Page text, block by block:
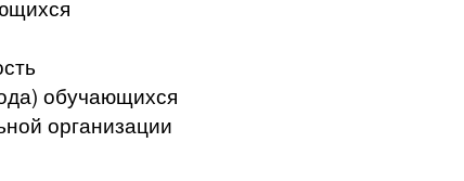
обучающихся
организации